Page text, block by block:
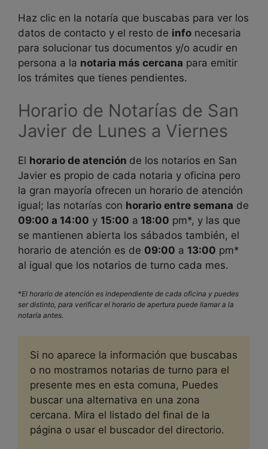
Haz clic en la notaría que buscabas para ver los
datos de contacto y el resto de info necesaria
para solucionar tus documentos y/o acudir en
persona a la notaria más cercana para emitir
los trámites que tienes pendientes.
Horario de Notarías de San
Javier de Lunes a Viernes
El horario de atención de los notarios en San
Javier es propio de cada notaria y oficina pero
la gran mayoría ofrecen un horario de atención
igual; las notarías con horario entre semana de
09:00 a 14:00 y 15:00 a 18:00 pm*, y las que
se mantienen abierta los sábados también, el
horario de atención es de 09:00 a 13:00 pm*
al igual que los notarios de turno cada mes.
*El horario de atención es independiente de cada oficina y puedes
ser distinto, para verificar el horario de apertura puede llamar a la
notaría antes.
Si no aparece la información que buscabas
o no mostramos notarias de turno para el
presente mes en esta comuna, Puedes
buscar una alternativa en una zona
cercana. Mira el listado del final de la
página o usar el buscador del directorio.